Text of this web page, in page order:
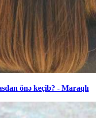
önə keçib? - Maraqlı